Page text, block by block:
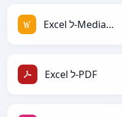
Excel ל-MediaWiki
Excel ל-PDF